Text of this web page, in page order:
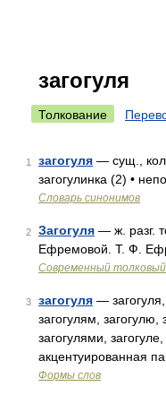
загогуля
Толкование
1 загогуля — сущ., кол
загогулинка (2) •
Словарь синонимов
2 Загогуля — ж. разг.
Ефремовой. Т. Ф.
Современный толковый
3 загогуля — загогуля,
загогулям, загогулю,
загогулями,
акцентуированная
Формы слов